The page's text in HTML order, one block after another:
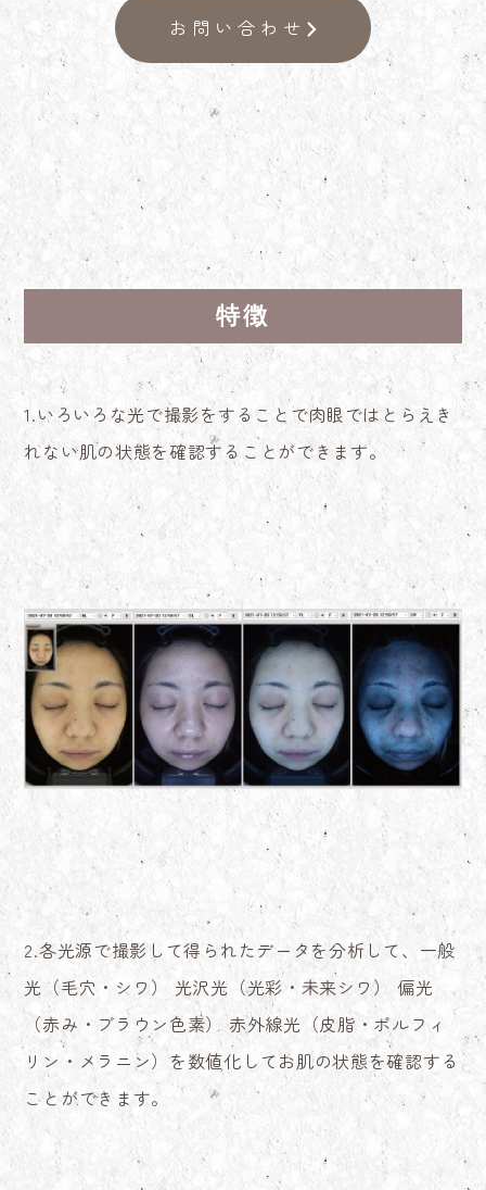
お問い合わせ
特徴
1.いろいろな光で撮影をすることで肉眼ではとらえき
れない肌の状態を確認することができます。
2.各光源で撮影して得られたデータを分析して、一般
光（毛穴・シワ） 光沢光（光彩・未来シワ） 偏光
（赤み・ブラウン色素） 赤外線光（皮脂・ポルフィ
リン・メラニン）を数値化してお肌の状態を確認する
ことができます。